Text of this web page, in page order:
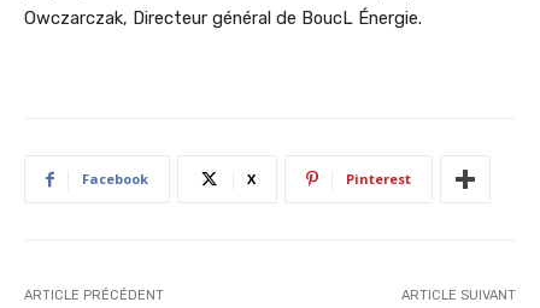
Owczarczak, Directeur général de BoucL Énergie.
Facebook X Pinterest
ARTICLE PRÉCÉDENT ARTICLE SUIVANT